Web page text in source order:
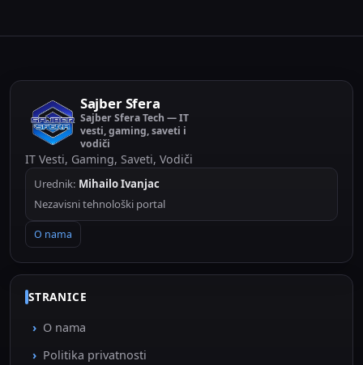
Sajber Sfera
Sajber Sfera Tech — IT
vesti, gaming, saveti i
vodiči
IT Vesti, Gaming, Saveti, Vodiči
Urednik: Mihailo Ivanjac
Nezavisni tehnološki portal
O nama
STRANICE
O nama
Politika privatnosti